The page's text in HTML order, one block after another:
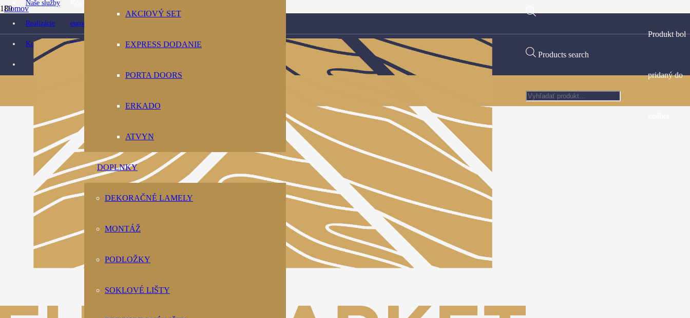
Naše služby
Realizácie
Kontakt
europarket@europarket.sk
0904 422 007
Products search
Produktbol
pridaný do
AKCIOVÝ SET
EXPRESS DODANIE
PORTA DOORS
ERKADO
ATVYN
DOPLNKY
DEKORAČNÉ LAMELY
MONTÁŽ
PODLOŽKY
SOKLOVÉ LIŠTY
Domov
Podlahy
Laminátové podlahy
EGGER podlaha laminátová Dub Berdal svetlý EL1031 PC507